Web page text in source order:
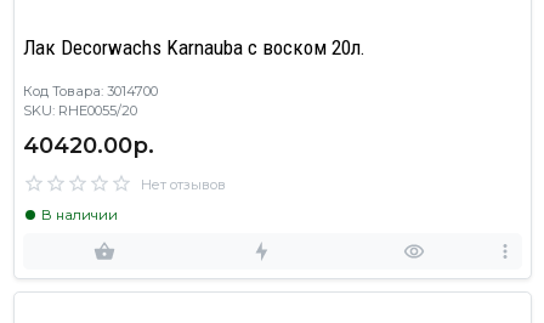
Лак Decorwachs Karnauba с воском 20л.
Код Товара: 3014700
SKU: RHE0055/20
40420.00р.
Нет отзывов
В наличии